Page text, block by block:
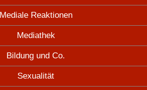
Mediale Reaktionen
Mediathek
Bildung und Co.
Sexualität